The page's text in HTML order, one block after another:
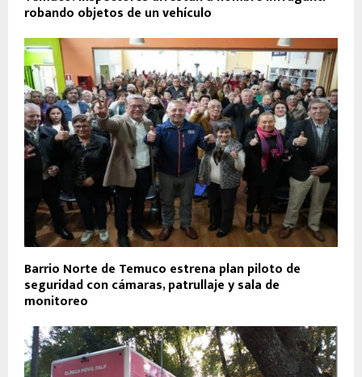
robando objetos de un vehículo
Barrio Norte de Temuco estrena plan piloto de
seguridad con cámaras, patrullaje y sala de
monitoreo